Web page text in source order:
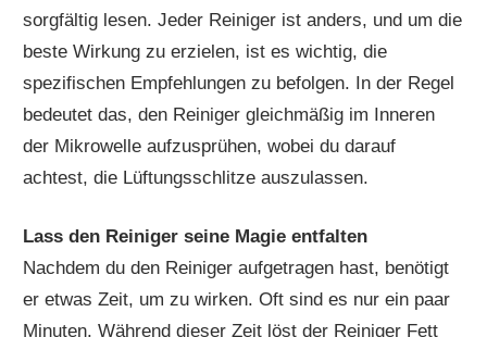
sorgfältig lesen. Jeder Reiniger ist anders, und um die
beste Wirkung zu erzielen, ist es wichtig, die
spezifischen Empfehlungen zu befolgen. In der Regel
bedeutet das, den Reiniger gleichmäßig im Inneren
der Mikrowelle aufzusprühen, wobei du darauf
achtest, die Lüftungsschlitze auszulassen.
Lass den Reiniger seine Magie entfalten
Nachdem du den Reiniger aufgetragen hast, benötigt
er etwas Zeit, um zu wirken. Oft sind es nur ein paar
Minuten. Während dieser Zeit löst der Reiniger Fett